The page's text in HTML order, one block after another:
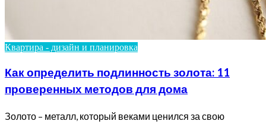
Квартира - дизайн и планировка
Как определить подлинность золота: 11
проверенных методов для дома
Золото – металл, который веками ценился за свою